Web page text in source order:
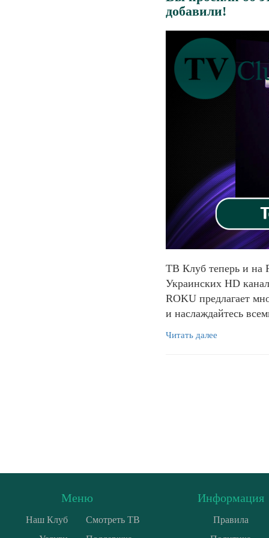
добавили!
ТВ Клуб теперь и на
Украинских HD
ROKU предлагает
и наслаждайтесь
Читать далее
Меню
Наш Клуб
Смотреть ТВ
Информация
Правила